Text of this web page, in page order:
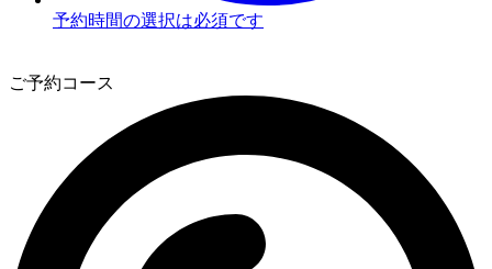
予約時間の選択は必須です
ご予約コース